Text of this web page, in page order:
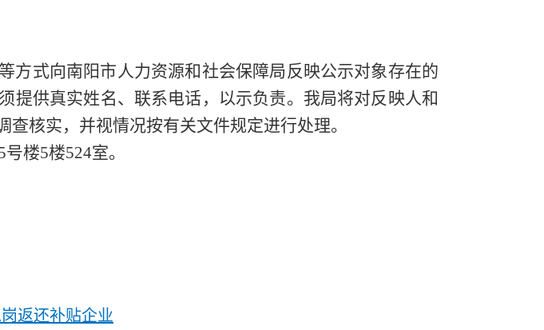
方式向南阳市人力资源和社会保障局反映公示对象存在的
提供真实姓名、联系电话，以示负责。我局将对反映人和
核实，并视情况按有关文件规定进行处理。
号楼5楼524室。
返还补贴企业